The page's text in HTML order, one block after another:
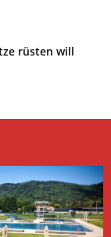
rüsten will